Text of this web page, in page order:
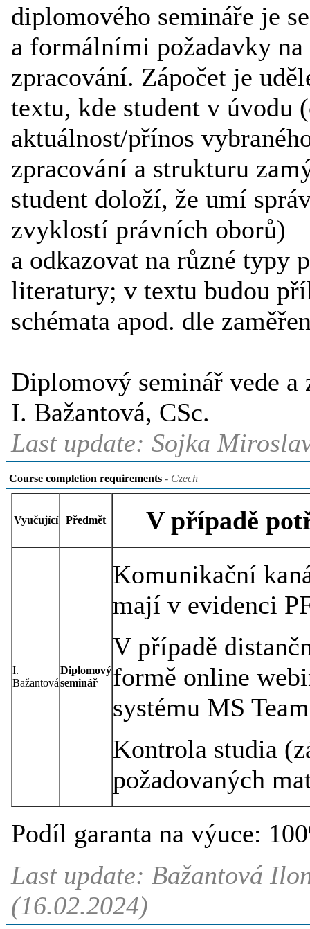
diplomového semináře je
a formálními požadavky
zpracování. Zápočet je
textu, kde student v úvodu
aktuálnost/přínos
zpracování a strukturu
student doloží, že umí
zvyklostí právních oborů)
a odkazovat na různé typy
literatury; v textu budou
schémata apod. dle
Diplomový seminář vede a
I. Bažantová, CSc.
Last update: Sojka
Course completion requirements - Czech
Vyučující Předmět V případě
I.
Bažantová
Diplomový
seminář
Komunikační
mají v evidenci
V případě
formě online
systému MS
Kontrola studia
požadovaných
Podíl garanta na výuce:
Last update: Bažantová
(16.02.2024)